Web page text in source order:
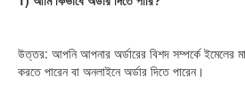
উত্তর: আপনি আপনার অর্ডারের বিশদ সম্পর্কে ইমেলের
করতে পারেন বা অনলাইনে অর্ডার দিতে পারেন।